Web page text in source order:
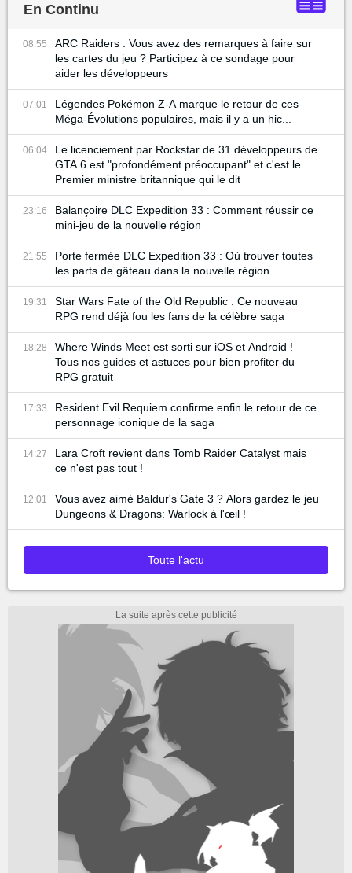
En Continu
08:55
ARC Raiders : Vous avez des remarques à faire sur
les cartes du jeu ? Participez à ce sondage pour
aider les développeurs
07:01
Légendes Pokémon Z-A marque le retour de ces
Méga-Évolutions populaires, mais il y a un hic...
06:04
Le licenciement par Rockstar de 31 développeurs de
GTA 6 est "profondément préoccupant" et c'est le
Premier ministre britannique qui le dit
23:16
Balançoire DLC Expedition 33 : Comment réussir ce
mini-jeu de la nouvelle région
21:55
Porte fermée DLC Expedition 33 : Où trouver toutes
les parts de gâteau dans la nouvelle région
19:31
Star Wars Fate of the Old Republic : Ce nouveau
RPG rend déjà fou les fans de la célèbre saga
18:28
Where Winds Meet est sorti sur iOS et Android !
Tous nos guides et astuces pour bien profiter du
RPG gratuit
17:33
Resident Evil Requiem confirme enfin le retour de ce
personnage iconique de la saga
14:27
Lara Croft revient dans Tomb Raider Catalyst mais
ce n'est pas tout !
12:01
Vous avez aimé Baldur's Gate 3 ? Alors gardez le jeu
Dungeons & Dragons: Warlock à l'œil !
Toute l'actu